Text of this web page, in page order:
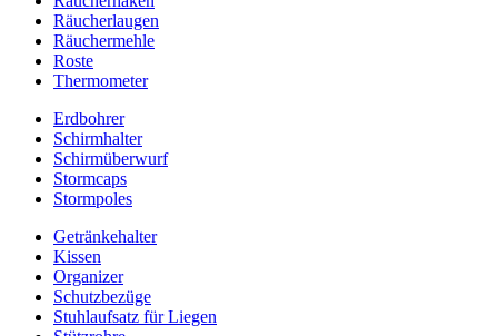
Räucherlaugen
Räuchermehle
Roste
Thermometer
Erdbohrer
Schirmhalter
Schirmüberwurf
Stormcaps
Stormpoles
Getränkehalter
Kissen
Organizer
Schutzbezüge
Stuhlaufsatz für Liegen